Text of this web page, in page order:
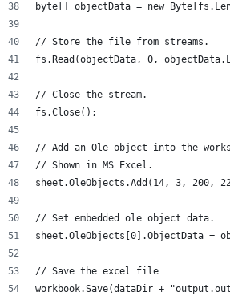
byte[] objectData = new
// Store the file from streams.
fs.Read(objectData, 0,
// Close the stream.
fs.Close();
// Add an Ole object into the
// Shown in MS Excel.
sheet.OleObjects.Add(14, 3, 200,
// Set embedded ole object data.
sheet.OleObjects[0].ObjectData =
// Save the excel file
workbook.Save(dataDir +